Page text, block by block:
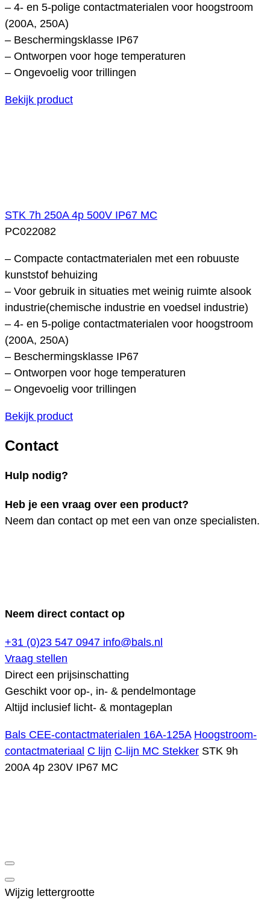
– 4- en 5-polige contactmaterialen voor hoogstroom
(200A, 250A)
– Beschermingsklasse IP67
– Ontworpen voor hoge temperaturen
– Ongevoelig voor trillingen
Bekijk product
STK 7h 250A 4p 500V IP67 MC
PC022082
– Compacte contactmaterialen met een robuuste
kunststof behuizing
– Voor gebruik in situaties met weinig ruimte alsook
industrie(chemische industrie en voedsel industrie)
– 4- en 5-polige contactmaterialen voor hoogstroom
(200A, 250A)
– Beschermingsklasse IP67
– Ontworpen voor hoge temperaturen
– Ongevoelig voor trillingen
Bekijk product
Contact
Hulp nodig?
Heb je een vraag over een product?
Neem dan contact op met een van onze specialisten.
Neem direct contact op
+31 (0)23 547 0947 info@bals.nl
Vraag stellen
Direct een prijsinschatting
Geschikt voor op-, in- & pendelmontage
Altijd inclusief licht- & montageplan
Bals CEE-contactmaterialen 16A-125A Hoogstroom-
contactmateriaal C lijn C-lijn MC Stekker STK 9h
200A 4p 230V IP67 MC
Wijzig lettergrootte